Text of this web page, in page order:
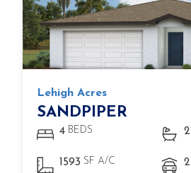
Lehigh Acres
SANDPIPER
4 BEDS 2
1593 SF A/C 2